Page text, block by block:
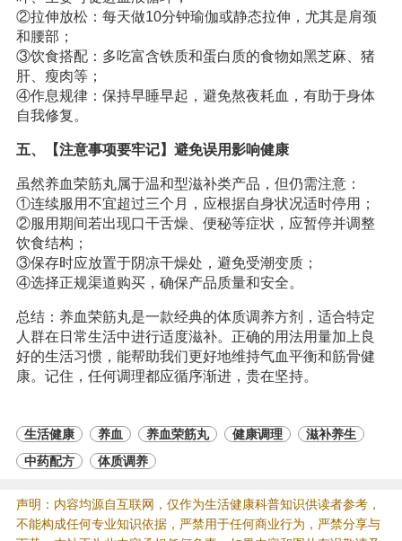
②拉伸放松：每天做10分钟瑜伽或静态拉伸，尤其是肩颈
和腰部；
③饮食搭配：多吃富含铁质和蛋白质的食物如黑芝麻、猪
肝、瘦肉等；
④作息规律：保持早睡早起，避免熬夜耗血，有助于身体
自我修复。
五、【注意事项要牢记】避免误用影响健康
虽然养血荣筋丸属于温和型滋补类产品，但仍需注意：
①连续服用不宜超过三个月，应根据自身状况适时停用；
②服用期间若出现口干舌燥、便秘等症状，应暂停并调整
饮食结构；
③保存时应放置于阴凉干燥处，避免受潮变质；
④选择正规渠道购买，确保产品质量和安全。
总结：养血荣筋丸是一款经典的体质调养方剂，适合特定
人群在日常生活中进行适度滋补。正确的用法用量加上良
好的生活习惯，能帮助我们更好地维持气血平衡和筋骨健
康。记住，任何调理都应循序渐进，贵在坚持。
生活健康 养血 养血荣筋丸 健康调理
滋补养生
中药配方
体质调养
声明：内容均源自互联网，仅作为生活健康科普知识供读者参考，
不能构成任何专业知识依据，严禁用于任何商业行为，严禁分享与